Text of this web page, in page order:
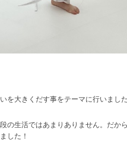
を大きくだす事をテーマに行いまし
の生活ではあまりありません。だか
した！